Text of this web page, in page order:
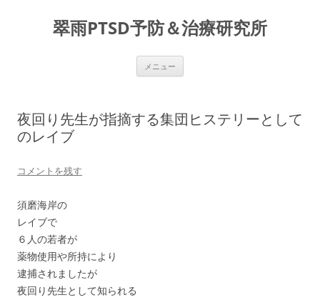
翠雨PTSD予防＆治療研究所
メニュー
夜回り先生が指摘する集団ヒステリーとして
のレイブ
コメントを残す
須磨海岸の
レイブで
６人の若者が
薬物使用や所持により
逮捕されましたが
夜回り先生として知られる